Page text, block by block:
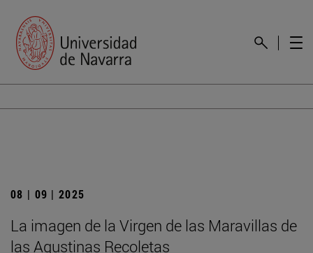
08 | 09 | 2025
La imagen de la Virgen de las Maravillas de
las Agustinas Recoletas